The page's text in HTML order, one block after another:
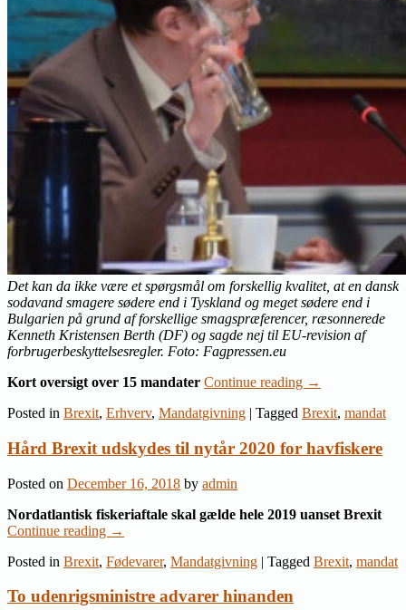
Det kan da ikke være et spørgsmål om forskellig kvalitet, at en dansk
sodavand smagere sødere end i Tyskland og meget sødere end i
Bulgarien på grund af forskellige smagspræferencer, ræsonnerede
Kenneth Kristensen Berth (DF) og sagde nej til EU-revision af
forbrugerbeskyttelsesregler. Foto: Fagpressen.eu
Kort oversigt over 15 mandater Continue reading →
Posted in Brexit, Erhverv, Mandatgivning | Tagged Brexit, mandat
Hård Brexit udskydes til nytår 2020 for havfiskere
Posted on December 16, 2018 by admin
Nordatlantisk fiskeriaftale skal gælde hele 2019 uanset Brexit
Continue reading →
Posted in Brexit, Fødevarer, Mandatgivning | Tagged Brexit, mandat
To udenrigsministre advarer hinanden